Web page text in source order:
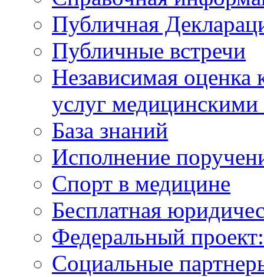
Публичная
Публичные встречи
Независимая оценка
услуг
База знаний
Исполнение
Спорт в медицине
Бесплатная
Федеральный
Социальные